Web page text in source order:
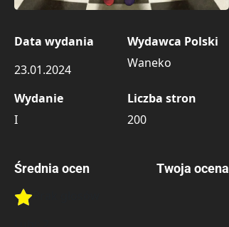
Data wydania
23.01.2024
Wydawca Polski
Waneko
Wydanie
I
Liczba stron
200
Średnia ocen
Rate this item:
Twoja ocena